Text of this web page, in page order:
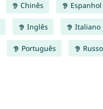
Chinês Espanhol
Inglês Italiano
Português Russo